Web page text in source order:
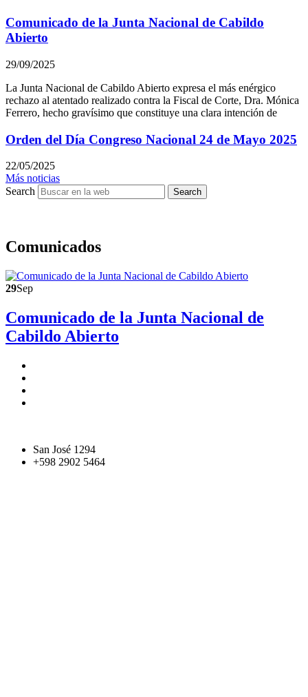
Comunicado de la Junta Nacional de Cabildo
Abierto
29/09/2025
La Junta Nacional de Cabildo Abierto expresa el más enérgico
rechazo al atentado realizado contra la Fiscal de Corte, Dra. Mónica
Ferrero, hecho gravísimo que constituye una clara intención de
Orden del Día Congreso Nacional 24 de Mayo 2025
22/05/2025
Más noticias
Search
Search
Comunicados
29Sep
Comunicado de la Junta Nacional de
Cabildo Abierto
San José 1294
+598 2902 5464